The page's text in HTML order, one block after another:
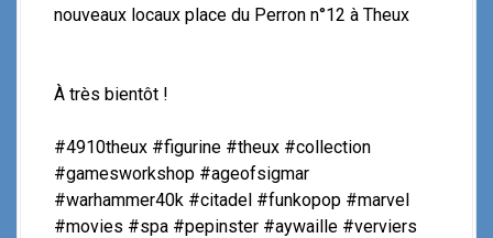
nouveaux locaux place du Perron n°12 à Theux
À très bientôt !
#4910theux #figurine #theux #collection
#gamesworkshop #ageofsigmar
#warhammer40k #citadel #funkopop #marvel
#movies #spa #pepinster #aywaille #verviers